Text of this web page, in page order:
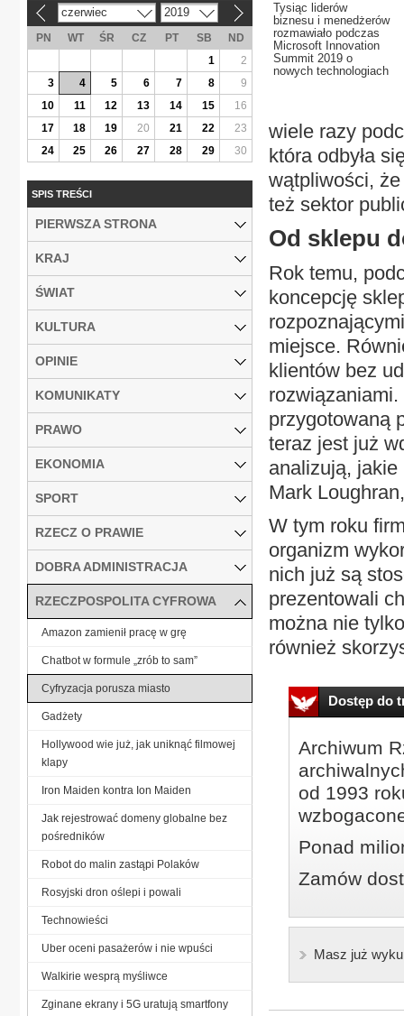
Tysiąc liderów
biznesu i menedżerów
rozmawiało podczas
Microsoft Innovation
Summit 2019 o
nowych technologiach
wiele razy
która odbyła
wątpliwości,
też sektor
Od sklepu
Rok temu,
koncepcję
miejsce.
klientów bez
rozwiązaniami.
przygotowaną
teraz jest już
analizują,
Mark
W tym roku
organizm
nich już są
prezentowali
można nie
również
Dostęp do
Archiwum
od 1993
Ponad
Zamów
Masz już
czerwiec 2019
PN WT ŚR CZ PT SB
ND
1
2
3
4 5 6 7 8
9
10
11 12 13 14 15
16
17
18 19 20 21 22
23
24
25 26 27 28 29 30
SPIS TREŚCI
PIERWSZA STRONA
KRAJ
ŚWIAT
KULTURA
OPINIE
KOMUNIKATY
PRAWO
EKONOMIA
SPORT
RZECZ O PRAWIE
DOBRA ADMINISTRACJA
RZECZPOSPOLITA CYFROWA
Amazon zamienił pracę w grę
Chatbot w formule „zrób to sam”
Cyfryzacja porusza miasto
Gadżety
Hollywood wie już, jak uniknąć filmowej
klapy
Iron Maiden kontra Ion Maiden
Jak rejestrować domeny globalne bez
pośredników
Robot do malin zastąpi Polaków
Rosyjski dron oślepi i powali
Technowieści
Uber oceni pasażerów i nie wpuści
Walkirie wesprą myśliwce
Zginane ekrany i 5G uratują smartfony